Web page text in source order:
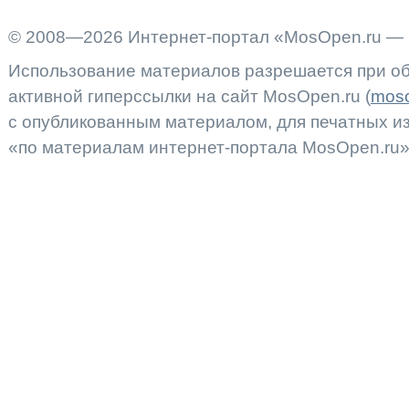
© 2008—2026 Интернет-портал «MosOpen.ru —
Использование материалов разрешается при
активной гиперссылки на сайт MosOpen.ru (
с опубликованным материалом, для печатных
«по материалам интернет-портала